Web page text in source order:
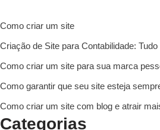
Como criar um site
Criação de Site para Contabilidade:
Como criar um site para sua marca
Como garantir que seu site esteja
Como criar um site com blog e atrair
Categorias